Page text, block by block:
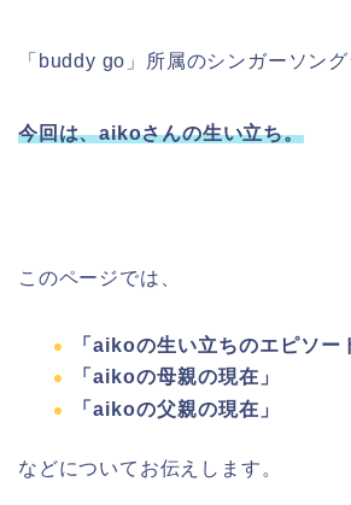
「buddy go」所属のシンガーソング
今回は、aikoさんの生い立ち。
このページでは、
「aikoの生い立ちのエピソー
「aikoの母親の現在」
「aikoの父親の現在」
などについてお伝えします。